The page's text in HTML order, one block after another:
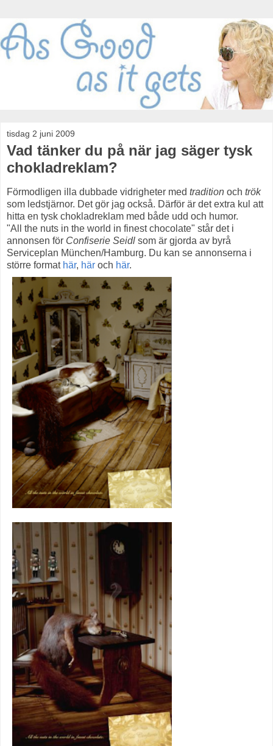
tisdag 2 juni 2009
Vad tänker du på när jag säger tysk
chokladreklam?
Förmodligen illa dubbade vidrigheter med tradition och trök
som ledstjärnor. Det gör jag också. Därför är det extra kul att
hitta en tysk chokladreklam med både udd och humor.
"All the nuts in the world in finest chocolate" står det i
annonsen för Confiserie Seidl som är gjorda av byrå
Serviceplan München/Hamburg. Du kan se annonserna i
större format här, här och här.